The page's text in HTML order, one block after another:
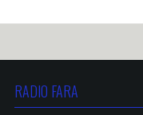
RADIO FARA